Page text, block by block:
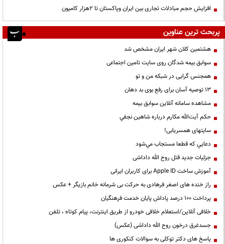
افزایش حجم مبادلات تجاری بین ایران وپاکستان تا 2هزار کامیون
پربحث ترین عناوین
هشتمین کلان شهر ایران مشخص شد
سوابق بیمه شدگان روی سایت تامین اجتماعی
همجنس گرایی در شبکه من و تو
13 توصیه آسان برای رفع بوی بد دهان
مشاهده سامانه آنلاين سوابق بیمه
حكم آيت‌الله مكارم درباره شاهين نجفي
سایتهای همسریابی!
دعايي كه قطعا مستجاب مي‌شود
جزئیات جدید قتل روح الله داداشی
آموزش ساخت Apple ID برای کاربران ایرانی
راز خنده های اصغر فرهادی به حرکت بی شرمانه خانم بازیگر + عکس
پرداخت ۱۰۰ درصد پاداش پایان خدمت فرهنگیان
خلافی آنلاین/استعلام خلافی خودرو از طریق اینترنت، پیام کوتاه ، تلفن
جسدغرق درخون روح الله داداشی (عکس)
پاسخ های دکتر توکلی به سوالات کنکوری ها